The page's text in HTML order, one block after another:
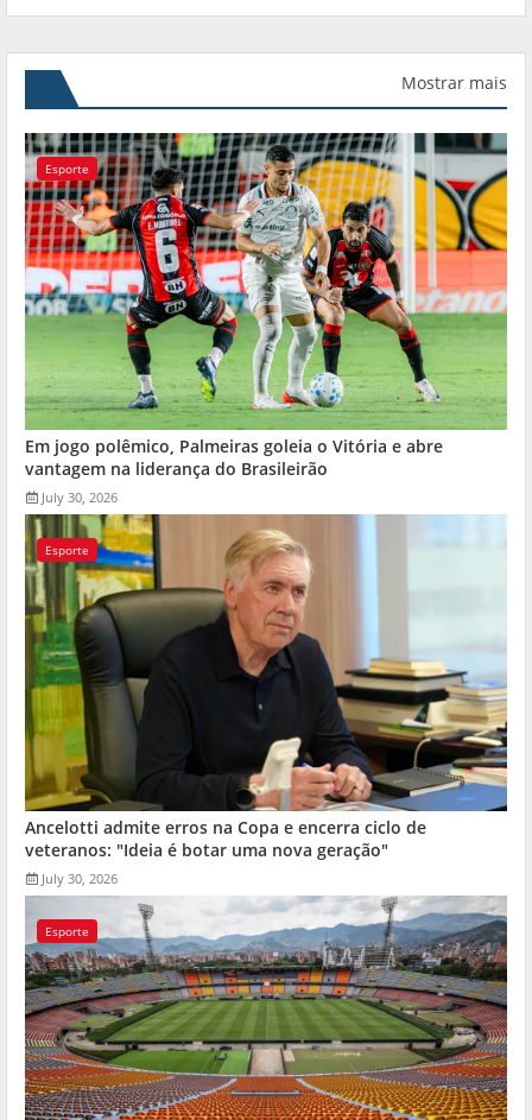
Mostrar mais
Esporte
Em jogo polêmico, Palmeiras goleia o Vitória e abre
vantagem na liderança do Brasileirão
July 30, 2026
Esporte
Ancelotti admite erros na Copa e encerra ciclo de
veteranos: "Ideia é botar uma nova geração"
July 30, 2026
Esporte